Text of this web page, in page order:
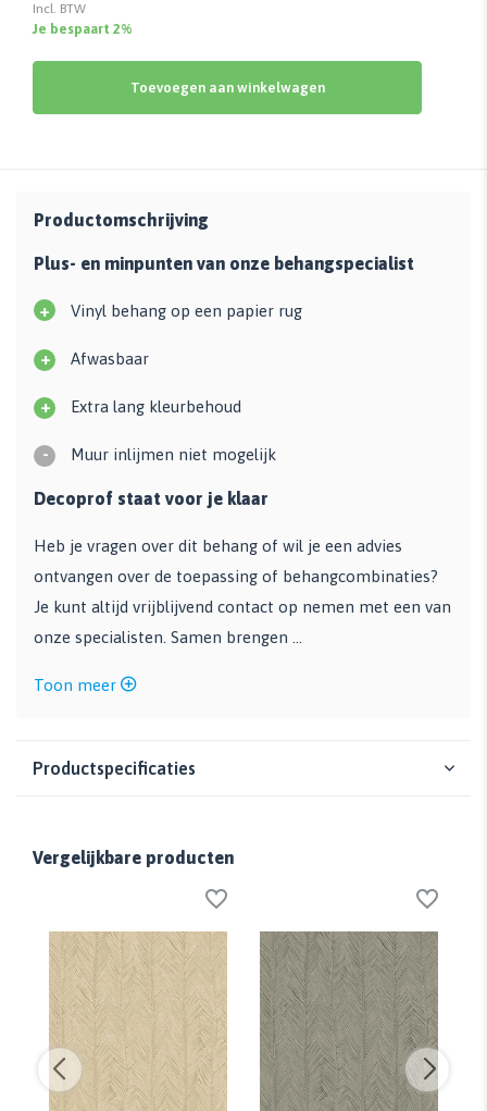
Incl. BTW
Je bespaart 2%
Toevoegen aan winkelwagen
Productomschrijving
Plus- en minpunten van onze behangspecialist
+ Vinyl behang op een papier rug
+ Afwasbaar
+ Extra lang kleurbehoud
- Muur inlijmen niet mogelijk
Decoprof staat voor je klaar
Heb je vragen over dit behang of wil je een advies
ontvangen over de toepassing of behangcombinaties?
Je kunt altijd vrijblijvend contact op nemen met een van
onze specialisten. Samen brengen ...
Toon meer
Productspecificaties
Vergelijkbare producten